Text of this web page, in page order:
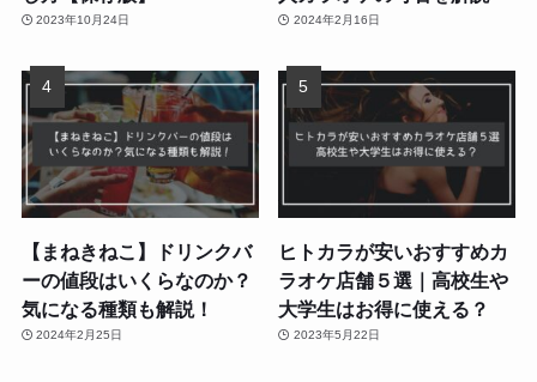
2023年10月24日 2024年2月16日
【まねきねこ】ドリンクバ
ーの値段はいくらなのか？
気になる種類も解説！
2024年2月25日
ヒトカラが安いおすすめカ
ラオケ店舗５選｜高校生や
大学生はお得に使える？
2023年5月22日